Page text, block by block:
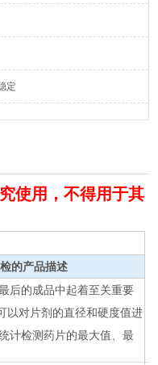
定
使用，不得用于其
的产品描述
后的成品中起着至关重要
以对片剂的直径和硬度值进
计检测药片的最大值、最